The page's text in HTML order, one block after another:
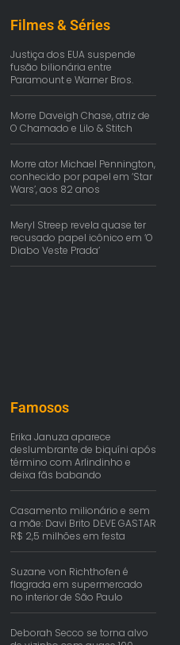
Filmes & Séries
Justiça dos EUA suspende
fusão bilionária entre
Paramount e Warner Bros.
Morre Daveigh Chase, atriz de
O Chamado e Lilo & Stitch
Morre ator Michael Pennington,
conhecido por papel em ‘Star
Wars’, aos 82 anos
Meryl Streep revela quase ter
recusado papel icônico em ‘O
Diabo Veste Prada’
Famosos
Erika Januza aparece
deslumbrante de biquíni após
término com Arlindinho e
deixa fãs babando
Casamento milionário e sem
a mãe: Davi Brito DEVE GASTAR
R$ 2,5 milhões em festa
Suzane von Richthofen é
flagrada em supermercado
no interior de São Paulo
Deborah Secco se torna alvo